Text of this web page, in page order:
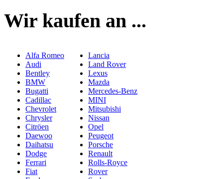
Wir kaufen an ...
Alfa Romeo
Audi
Bentley
BMW
Bugatti
Cadillac
Chevrolet
Chrysler
Citröen
Daewoo
Daihatsu
Dodge
Ferrari
Fiat
Lancia
Land Rover
Lexus
Mazda
Mercedes-Benz
MINI
Mitsubishi
Nissan
Opel
Peugeot
Porsche
Renault
Rolls-Royce
Rover